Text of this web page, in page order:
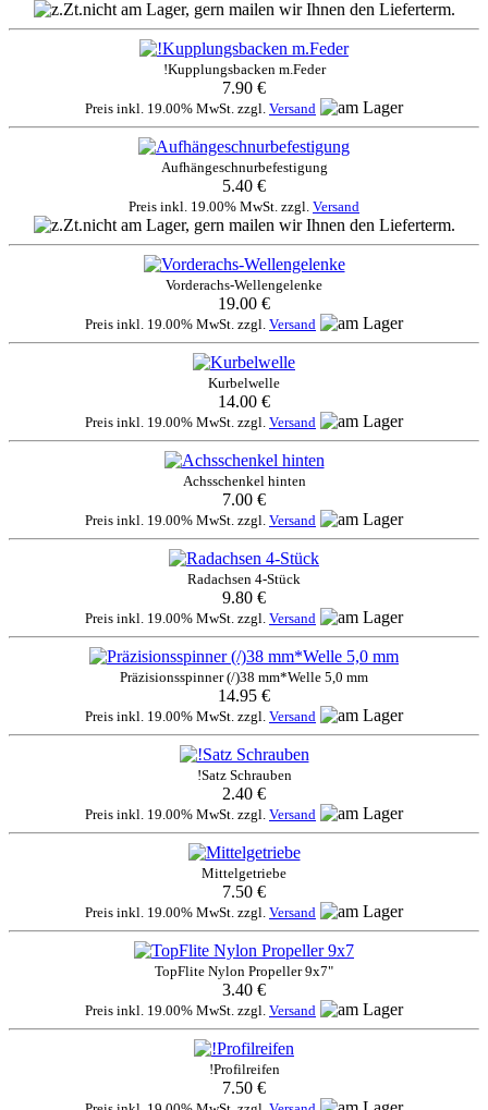
!Kupplungsbacken m.Feder
7.90 €
Preis inkl. 19.00% MwSt. zzgl. Versand
Aufhängeschnurbefestigung
5.40 €
Preis inkl. 19.00% MwSt. zzgl. Versand
Vorderachs-Wellengelenke
19.00 €
Preis inkl. 19.00% MwSt. zzgl. Versand
Kurbelwelle
14.00 €
Preis inkl. 19.00% MwSt. zzgl. Versand
Achsschenkel hinten
7.00 €
Preis inkl. 19.00% MwSt. zzgl. Versand
Radachsen 4-Stück
9.80 €
Preis inkl. 19.00% MwSt. zzgl. Versand
Präzisionsspinner (/)38 mm*Welle 5,0 mm
14.95 €
Preis inkl. 19.00% MwSt. zzgl. Versand
!Satz Schrauben
2.40 €
Preis inkl. 19.00% MwSt. zzgl. Versand
Mittelgetriebe
7.50 €
Preis inkl. 19.00% MwSt. zzgl. Versand
TopFlite Nylon Propeller 9x7"
3.40 €
Preis inkl. 19.00% MwSt. zzgl. Versand
!Profilreifen
7.50 €